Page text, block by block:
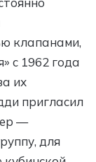
клапанами,
с 1962 года
их
пригласил
—
для